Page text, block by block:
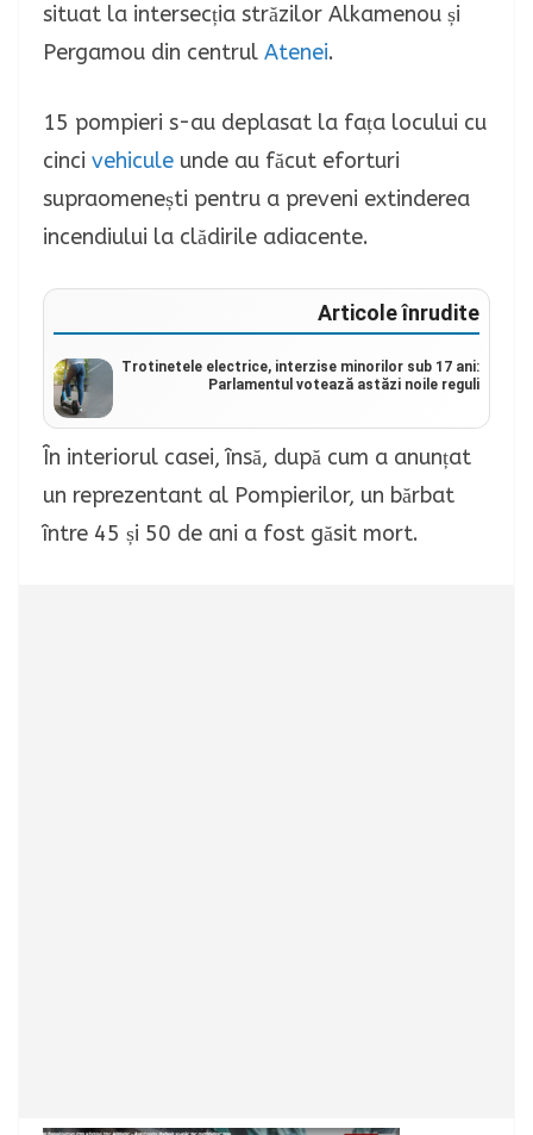
situat la intersecția străzilor Alkamenou și
Pergamou din centrul Atenei.
15 pompieri s-au deplasat la fața locului cu
cinci vehicule unde au făcut eforturi
supraomenești pentru a preveni extinderea
incendiului la clădirile adiacente.
Articole înrudite
Trotinetele electrice, interzise minorilor sub 17 ani:
Parlamentul votează astăzi noile reguli
În interiorul casei, însă, după cum a anunțat
un reprezentant al Pompierilor, un bărbat
între 45 și 50 de ani a fost găsit mort.